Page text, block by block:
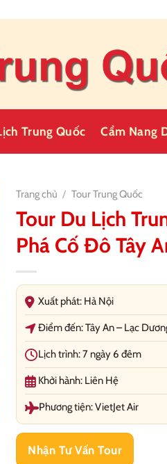
Trung Quốc Cẩm Nang
Trang chủ / Tour Trung Quốc
Tour Du Lịch
Phá Cố Đô Tây
Xuất phát: Hà Nội
Điểm đến: Tây An – Lạc
Lịch trình: 7 ngày 6 đêm
Khởi hành: Liên Hệ
Phương tiện: VietJet Air
Nhận Tư Vấn Tour